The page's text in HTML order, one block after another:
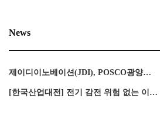
News
제이디이노베이션(JDI), POSCO광양…
[한국산업대전] 전기 감전 위험 없는 이…